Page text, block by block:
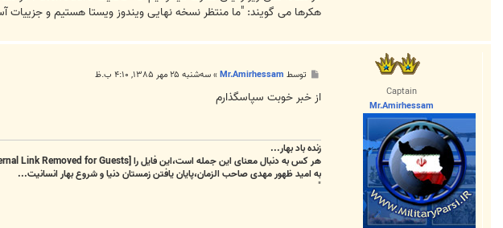
هکرها می گویند: "ما منتظر نسخه نهایی ویندوز ویستا هستیم و
Captain
Mr.Amirhessam
ت
توسط Mr.Amirhessam
»سه‌شنبه ۲۵ مهر ۱۳۸۵, ۴:۱۰ ب.ظ
از خبر خوبت سپاسگذارم
زنده باد بهار...
هر کس به دنبال معنای این جمله است،این فایل را [External Link Removed for Guests]
به امید ظهور مهدی صاحب الزمان،پایان یافتن زمستان دنیا و شروع بهار انسانیت...
"